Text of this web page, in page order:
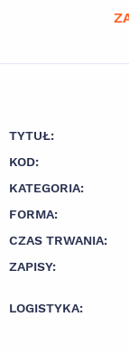
TYTUŁ:
KOD:
KATEGORIA:
FORMA:
CZAS TRWANIA:
ZAPISY:
LOGISTYKA: